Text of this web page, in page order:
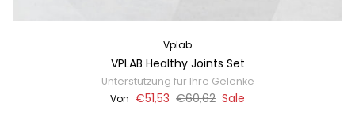
Vplab
VPLAB Healthy Joints Set
Unterstützung für Ihre Gelenke
Von €51,53 €60,62 Sale